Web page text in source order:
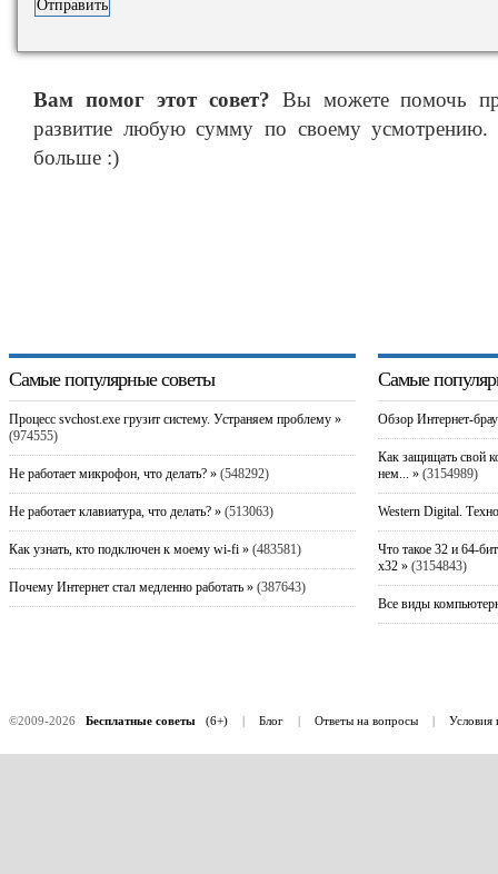
Вам помог этот совет? Вы можете помочь
развитие любую сумму по своему
больше :)
Самые популярные советы
Процесс svchost.exe грузит систему. Устраняем проблему »
(974555)
Не работает микрофон, что делать? »(548292)
Не работает клавиатура, что делать? »(513063)
Как узнать, кто подключен к моему wi-fi »(483581)
Почему Интернет стал медленно работать »(387643)
Самые
Обзор Интернет-
Как защищать свой
нем... »(3154989)
Western Digital.
Что такое 32 и 64-
x32 »(3154843)
Все виды
©2009-2026 Бесплатные советы(6+) | Блог | Ответы на вопросы | Условия